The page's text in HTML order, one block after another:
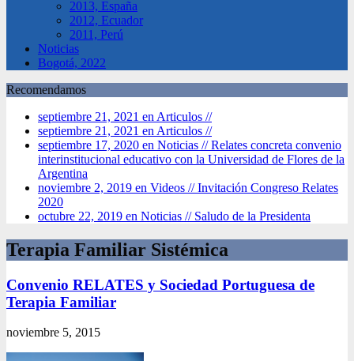
2013, España
2012, Ecuador
2011, Perú
Noticias
Bogotá, 2022
Recomendamos
septiembre 21, 2021 en Articulos //
septiembre 21, 2021 en Articulos //
septiembre 17, 2020 en Noticias //Relates concreta convenio
interinstitucional educativo con la Universidad de Flores de la
Argentina
noviembre 2, 2019 en Videos //Invitación Congreso Relates
2020
octubre 22, 2019 en Noticias // Saludo de la Presidenta
Terapia Familiar Sistémica
Convenio RELATES y Sociedad Portuguesa de
Terapia Familiar
noviembre 5, 2015